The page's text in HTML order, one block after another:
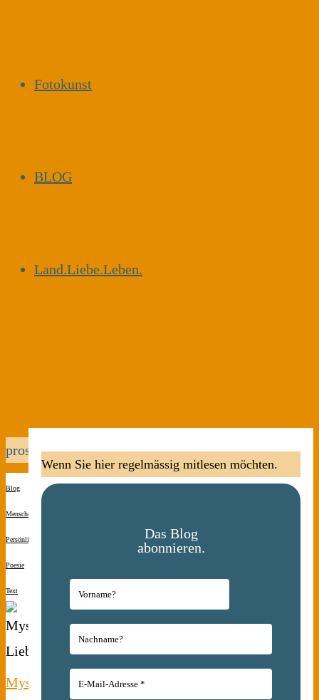
Fotokunst
BLOG
Land.Liebe.Leben.
prosa
Blog
Menschen(s)kinder
Persönliches
Poesie
Text
Mysteriöse
Wenn Sie hier regelmässig mitlesen möchten.
Das Blog
abonnieren.